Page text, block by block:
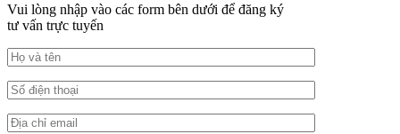
Vui lòng nhập vào các form bên dưới để đăng ký
tư vấn trực tuyến